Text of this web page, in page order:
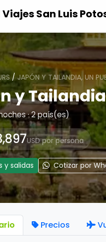
/JAPÓN Y TAILANDIA, UN
y
· 2 país(es)
USD por persona
y salidas Cotizar por
Precios